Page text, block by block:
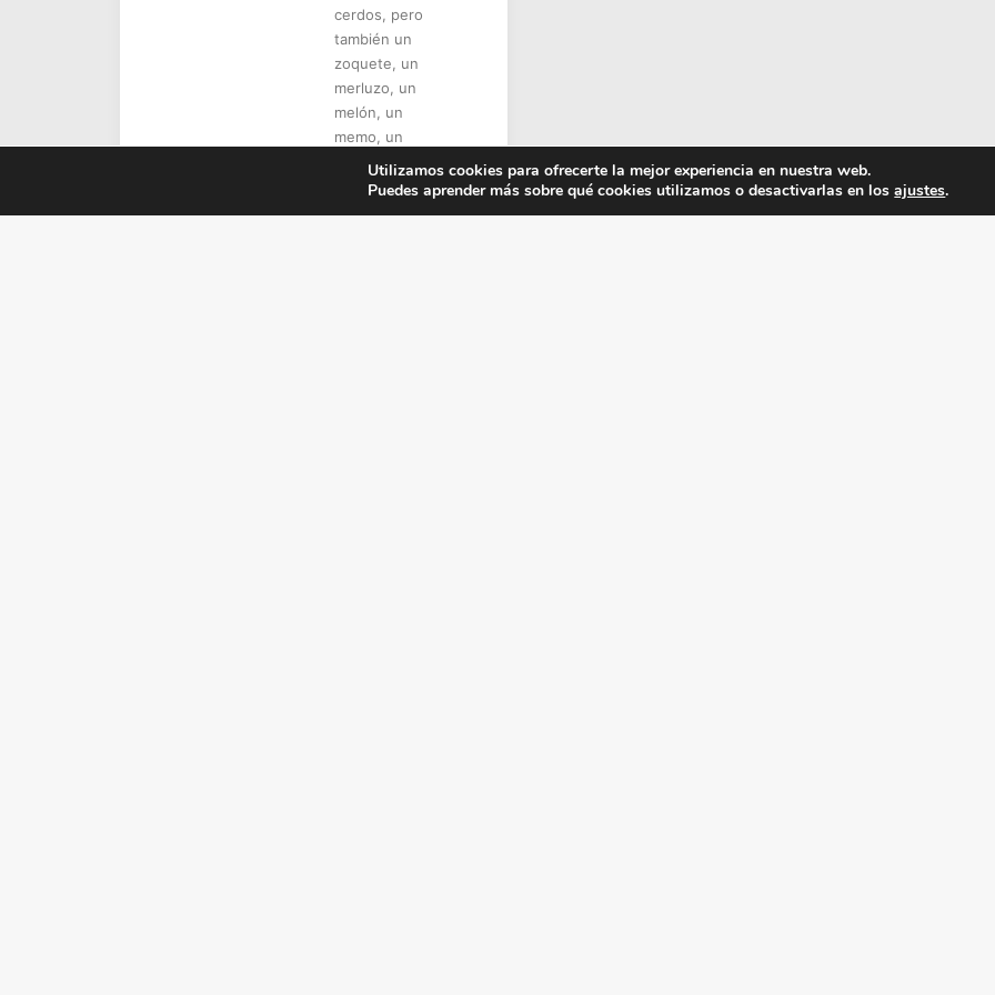
cerdos, pero
también un
zoquete, un
merluzo, un
melón, un
memo, un
berzotas, un
idiota, un
Utilizamos cookies para ofrecerte la mejor experiencia en nuestra web.
Puedes aprender más sobre qué cookies utilizamos o desactivarlas en losajustes.